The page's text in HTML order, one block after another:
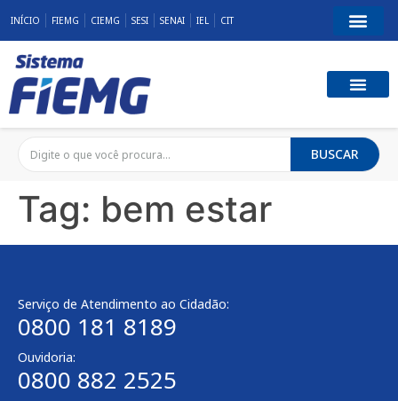
INÍCIO FIEMG CIEMG SESI SENAI IEL CIT
BUSCAR
Tag: bem estar
Serviço de Atendimento ao Cidadão:
0800 181 8189
Ouvidoria:
0800 882 2525​